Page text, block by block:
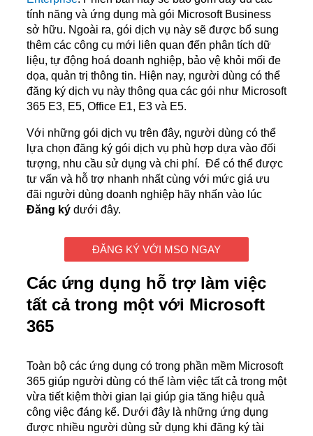
tính năng và ứng dụng mà gói Microsoft Business
sở hữu. Ngoài ra, gói dịch vụ này sẽ được bổ sung
thêm các công cụ mới liên quan đến phân tích dữ
liệu, tự động hoá doanh nghiệp, bảo vệ khỏi mối đe
dọa, quản trị thông tin. Hiện nay, người dùng có thể
đăng ký dịch vụ này thông qua các gói như Microsoft
365 E3, E5, Office E1, E3 và E5.
Với những gói dịch vụ trên đây, người dùng có thể
lựa chọn đăng ký gói dịch vụ phù hợp dựa vào đối
tượng, nhu cầu sử dụng và chi phí. Để có thể được
tư vấn và hỗ trợ nhanh nhất cùng với mức giá ưu
đãi người dùng doanh nghiệp hãy nhấn vào lúc
Đăng ký dưới đây.
ĐĂNG KÝ VỚI MSO NGAY
Các ứng dụng hỗ trợ làm việc
tất cả trong một với Microsoft
365
Toàn bộ các ứng dụng có trong phần mềm Microsoft
365 giúp người dùng có thể làm việc tất cả trong một
vừa tiết kiệm thời gian lại giúp gia tăng hiệu quả
công việc đáng kể. Dưới đây là những ứng dụng
được nhiều người dùng sử dụng khi đăng ký tài